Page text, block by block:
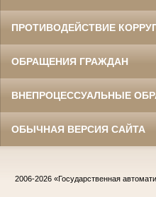
ПРОТИВОДЕЙСТВИЕ
ОБРАЩЕНИЯ ГРАЖДАН
ВНЕПРОЦЕССУАЛЬНЫЕ
ОБЫЧНАЯ ВЕРСИЯ САЙТА
2006-2026 «Государственная